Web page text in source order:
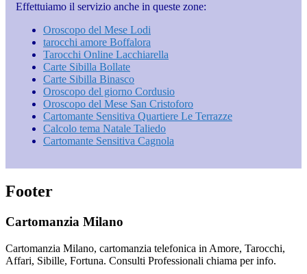
Effettuiamo il servizio anche in queste zone:
Oroscopo del Mese Lodi
tarocchi amore Boffalora
Tarocchi Online Lacchiarella
Carte Sibilla Bollate
Carte Sibilla Binasco
Oroscopo del giorno Cordusio
Oroscopo del Mese San Cristoforo
Cartomante Sensitiva Quartiere Le Terrazze
Calcolo tema Natale Taliedo
Cartomante Sensitiva Cagnola
Footer
Cartomanzia Milano
Cartomanzia Milano, cartomanzia telefonica in Amore, Tarocchi,
Affari, Sibille, Fortuna. Consulti Professionali chiama per info.